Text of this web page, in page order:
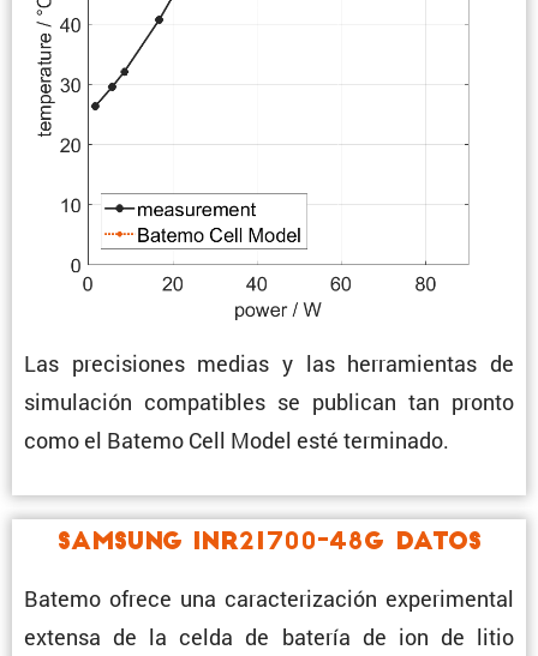
Las preci­siones medias y las herra­mientas de
simula­ción compa­ti­bles se publican tan pronto
como el Batemo Cell Model esté terminado.
Samsung INR21700-48G Datos
Batemo ofrece una carac­te­ri­za­ción experi­mental
extensa de la celda de batería de ion de litio